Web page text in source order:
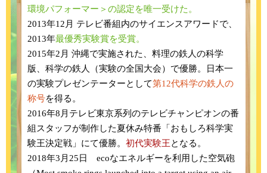
環境パフォーマー＞の認定を唯一受けた。
2013年12月 テレビ番組内のサイエンスアワードで、
2013年最優秀実験賞を受賞。
2015年2月 沖縄で実施された、料理の鉄人の科学
版、科学の鉄人（実験の全国大会）で優勝。日本一
の実験プレゼンテーターとして第12代科学の鉄人の
称号を得る。
2016年8月テレビ東京系列のテレビチャンピオンの番
組スタッフが制作した夏休み特番「おもしろ科学実
験王決定戦」にて優勝。 初代実験王となる。
2018年3月25日 ecoなエネルギーを利用した空気砲